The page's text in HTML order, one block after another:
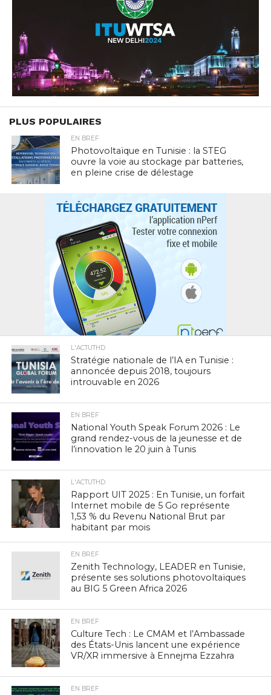
PLUS POPULAIRES
EN BREF
Photovoltaïque en Tunisie : la STEG
ouvre la voie au stockage par batteries,
en pleine crise de délestage
L'ACTUTHD
Stratégie nationale de l’IA en Tunisie :
annoncée depuis 2018, toujours
introuvable en 2026
EN BREF
National Youth Speak Forum 2026 : Le
grand rendez-vous de la jeunesse et de
l’innovation le 20 juin à Tunis
L'ACTUTHD
Rapport UIT 2025 : En Tunisie, un forfait
Internet mobile de 5 Go représente
1,53 % du Revenu National Brut par
habitant par mois
EN BREF
Zenith Technology, LEADER en Tunisie,
présente ses solutions photovoltaïques
au BIG 5 Green Africa 2026
EN BREF
Culture Tech : Le CMAM et l’Ambassade
des États-Unis lancent une expérience
VR/XR immersive à Ennejma Ezzahra
EN BREF